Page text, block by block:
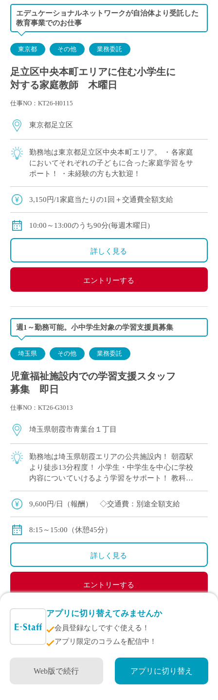
アプリに切り替えてみませんか
会員登録なしですぐ使える！
アプリ限定のコラムを配信中！
Web版で続行 アプリに切り替え
／19:00～20:30 E家庭
金曜日 14:00～15:30 F家庭／18:00～19:30 G家庭
エデュケーショナルネットワークが自治体より受託した
教育事業でのお仕事
東京都 その他 業務委託
足立区中央本町エリアに住む小学生に
対する家庭教師 木曜日
仕事NO：KT26-H0115
東京都足立区
勤務地は東京都足立区中央本町エリア。 ・各家庭
においてそれぞれの子どもに合った家庭学習をサ
ポート！ ・未経験の方も大歓迎！
3,150円/1家庭当たりの1回＋交通費全額支給
10:00～13:00のうち90分(毎週木曜日)
詳しく見る
エントリーする
週1～勤務可能。小中学生対象の学習支援員募集
埼玉県 その他 業務委託
児童福祉施設内での学習支援スタッフ
募集 即日
仕事NO：KT26-G3013
埼玉県朝霞市青葉台１丁目
勤務地は埼玉県朝霞エリアの公共施設内！ 朝霞駅
より徒歩13分程度！ 小学生・中学生を中心に学校
内容についていけるよう学習をサポート！ 教科は
主要5科目(国・数・英・理・社)のいずれかで得意
な科目を担当いただきます。
9,600円/日（報酬） ◇交通費：別途全額支給
8:15～15:00（休憩45分）
詳しく見る
エントリーする
週1～勤務可能！小中学生対象の音楽指導員募集
埼玉県 その他 業務委託
児童福祉施設内での音楽指導スタッフ